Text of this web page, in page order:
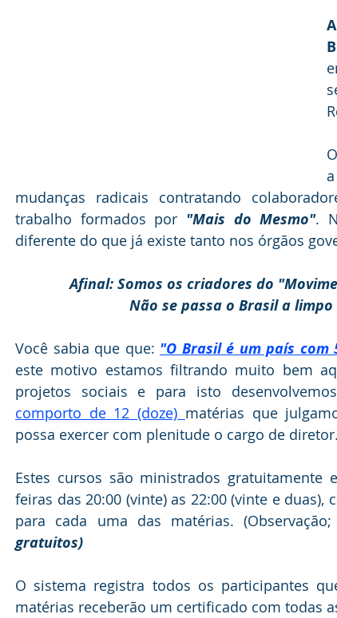
mudanças radicais contratando
trabalho formados por "Mais do Mesmo".
diferente do que já existe tanto nos órgãos
Afinal: Somos os criadores do
Não se passa o Brasil a
Você sabia que que: "O Brasil é um país com
este motivo estamos filtrando muito bem
projetos sociais e para isto
comporto de 12 (doze) matérias que
possa exercer com plenitude o cargo de diretor.
Estes cursos são ministrados
feiras das 20:00 (vinte) as 22:00 (vinte e duas),
para cada uma das matérias. (Observação;
gratuitos)
O sistema registra todos os participantes
matérias receberão um certificado com todas